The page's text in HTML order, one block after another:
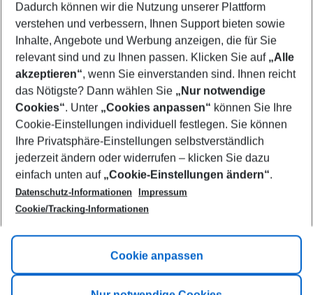
Who will travel
2 adults No children
Show more filter
Footer
Footer navigation
Title A
Link A
Dadurch können wir die Nutzung unserer Plattform
verstehen und verbessern, Ihnen Support bieten sowie
Inhalte, Angebote und Werbung anzeigen, die für Sie
relevant sind und zu Ihnen passen. Klicken Sie auf „Alle
akzeptieren“, wenn Sie einverstanden sind. Ihnen reicht
das Nötigste? Dann wählen Sie „Nur notwendige
Cookies“. Unter „Cookies anpassen“ können Sie Ihre
Cookie-Einstellungen individuell festlegen. Sie können
Ihre Privatsphäre-Einstellungen selbstverständlich
jederzeit ändern oder widerrufen – klicken Sie dazu
einfach unten auf „Cookie-Einstellungen ändern“.
Datenschutz-Informationen
Impressum
Cookie/Tracking-Informationen
Cookie anpassen